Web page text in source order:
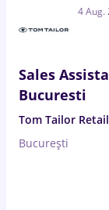
4 Aug.
Sales
Bucuresti
Tom Tailor Retail
București